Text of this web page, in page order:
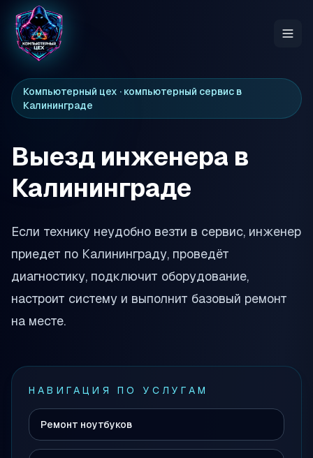
Ремонт ноутбуков
Сборка ПК
Контакты
Компьютерный цех · компьютерный сервис в
Калининграде
Выезд инженера в
Калининграде
Если технику неудобно везти в сервис, инженер
приедет по Калининграду, проведёт
диагностику, подключит оборудование,
настроит систему и выполнит базовый ремонт
на месте.
НАВИГАЦИЯ ПО УСЛУГАМ
Ремонт ноутбуков